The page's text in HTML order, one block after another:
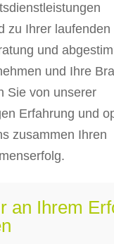
zu Ihrer laufenden
und
und Ihre
Sie von unserer
Erfahrung und
zusammen Ihren
an Ihrem